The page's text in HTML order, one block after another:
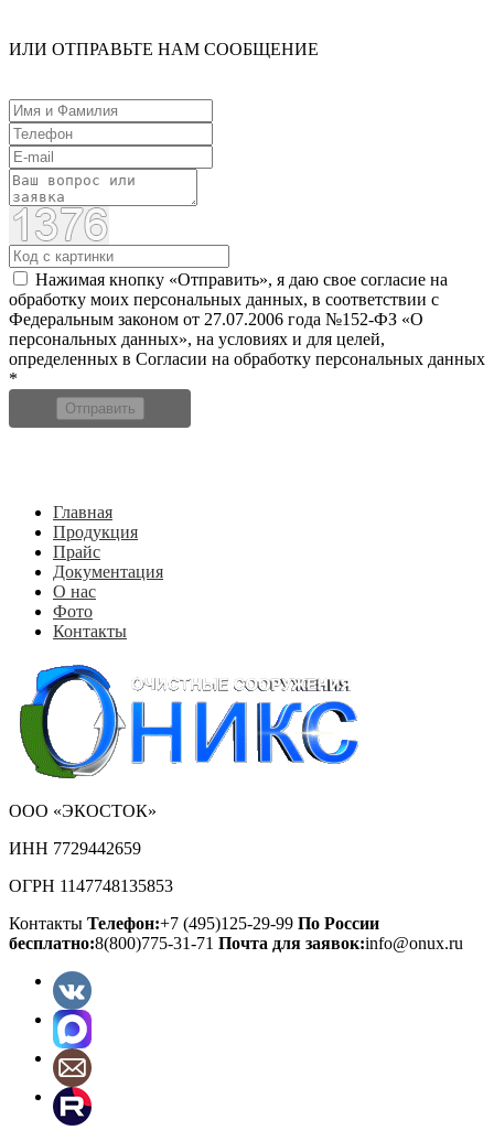
ИЛИ ОТПРАВЬТЕ НАМ СООБЩЕНИЕ
Нажимая кнопку «Отправить», я даю свое согласие на
обработку моих персональных данных, в соответствии с
Федеральным законом от 27.07.2006 года №152-ФЗ «О
персональных данных», на условиях и для целей,
определенных в Согласии на обработку персональных данных
*
Отправить
Главная
Продукция
Прайс
Документация
О нас
Фото
Контакты
ООО «ЭКОСТОК»
ИНН 7729442659
ОГРН 1147748135853
Контакты Телефон:+7 (495)125-29-99 По России
бесплатно:8(800)775-31-71 Почта для заявок:info@onux.ru